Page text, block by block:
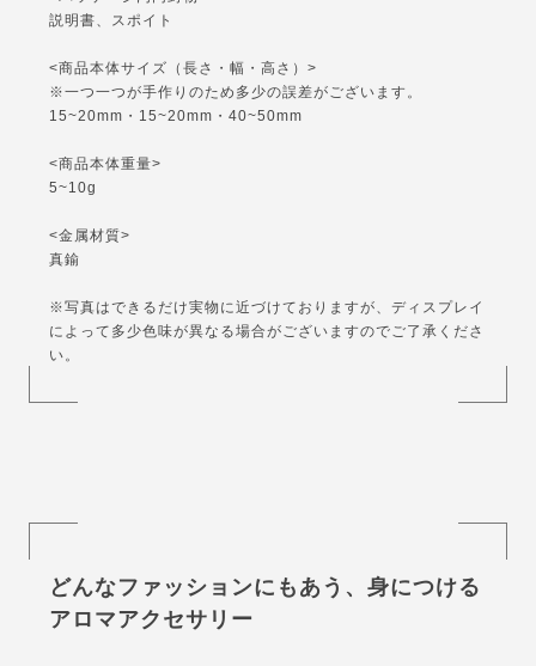
説明書、スポイト
<商品本体サイズ（長さ・幅・高さ）>
※一つ一つが手作りのため多少の誤差がございます。
15~20mm・15~20mm・40~50mm
<商品本体重量>
5~10g
<金属材質>
真鍮
※写真はできるだけ実物に近づけておりますが、ディスプレイ
によって多少色味が異なる場合がございますのでご了承くださ
い。
どんなファッションにもあう、身につける
アロマアクセサリー